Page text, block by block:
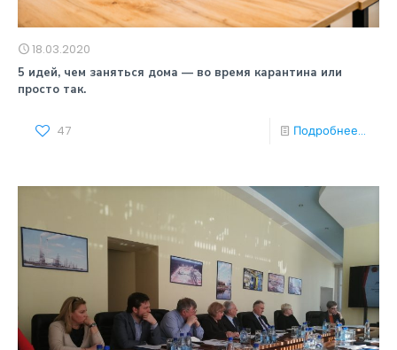
18.03.2020
5 идей, чем заняться дома — во время карантина или
просто так.
47 Подробнее...